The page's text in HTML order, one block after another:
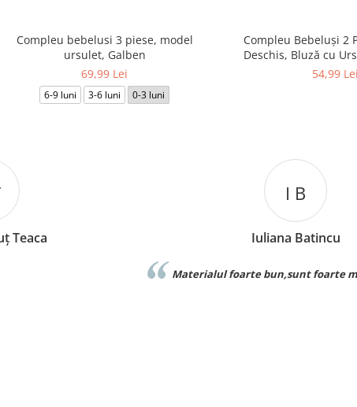
Compleu bebelusi 3 piese, model
ursulet, Galben
69,99 Lei
6-9 luni 3-6 luni 0-3 luni
Compleu Bebeluși 2
Deschis, Bluză cu
Pantaloni
54,99 Lei
Materialul foarte bun,sunt foarte multumita